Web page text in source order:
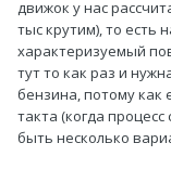
движок у нас
тыс крутим), то есть
характеризуемый
тут то как раз и
бензина, потому как
такта (когда
быть несколько